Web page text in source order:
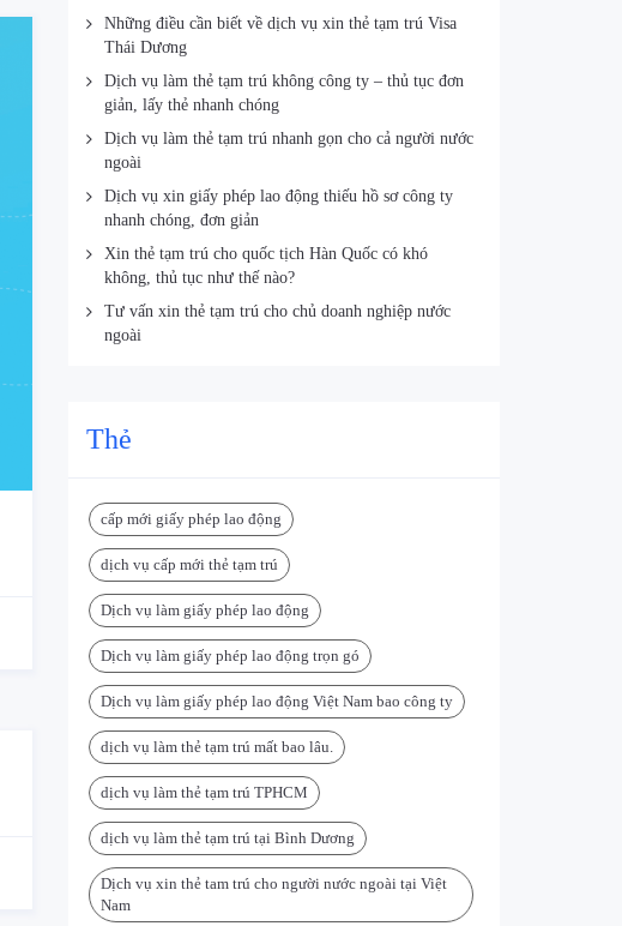
Những điều cần biết về dịch vụ xin thẻ tạm trú Visa
Thái Dương
Dịch vụ làm thẻ tạm trú không công ty – thủ tục đơn
giản, lấy thẻ nhanh chóng
Dịch vụ làm thẻ tạm trú nhanh gọn cho cả người nước
ngoài
Dịch vụ xin giấy phép lao động thiếu hồ sơ công ty
nhanh chóng, đơn giản
Xin thẻ tạm trú cho quốc tịch Hàn Quốc có khó
không, thủ tục như thế nào?
Tư vấn xin thẻ tạm trú cho chủ doanh nghiệp nước
ngoài
Thẻ
cấp mới giấy phép lao động
dịch vụ cấp mới thẻ tạm trú
Dịch vụ làm giấy phép lao động
Dịch vụ làm giấy phép lao động trọn gó
Dịch vụ làm giấy phép lao động Việt Nam bao công ty
dịch vụ làm thẻ tạm trú mất bao lâu.
dịch vụ làm thẻ tạm trú TPHCM
dịch vụ làm thẻ tạm trú tại Bình Dương
Dịch vụ xin thẻ tam trú cho người nước ngoài tại Việt
Nam